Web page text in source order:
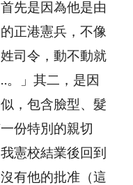
先是因為他是由
正港憲兵，不像
司令，動不動就
」其二，是因
，包含臉型、髮
份特別的親切
憲校結業後回到
有他的批准（這